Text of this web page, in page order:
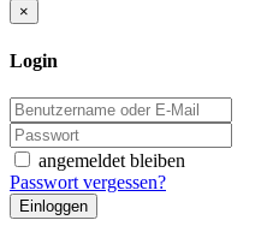
×
Login
angemeldet bleiben
Passwort vergessen?
Einloggen